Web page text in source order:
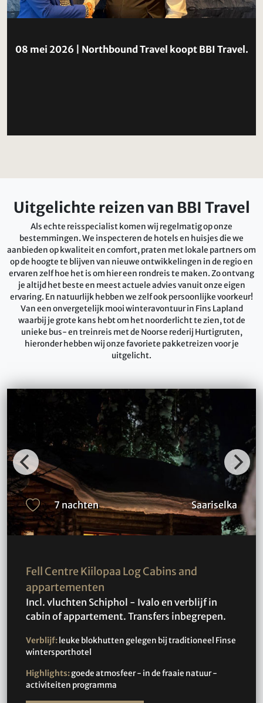
08 mei 2026 | Northbound Travel koopt BBI Travel.
Uitgelichte reizen van BBI Travel
Als echte reisspecialist komen wij regelmatig op onze
bestemmingen. We inspecteren de hotels en huisjes die we
aanbieden op kwaliteit en comfort, praten met lokale partners om
op de hoogte te blijven van nieuwe ontwikkelingen in de regio en
ervaren zelf hoe het is om hier een rondreis te maken. Zo ontvang
je altijd het beste en meest actuele advies vanuit onze eigen
ervaring. En natuurlijk hebben we zelf ook persoonlijke voorkeur!
Van een onvergetelijk mooi winteravontuur in Fins Lapland
waarbij je grote kans hebt om het noorderlicht te zien, tot de
unieke bus- en treinreis met de Noorse rederij Hurtigruten,
hieronder hebben wij onze favoriete pakketreizen voor je
uitgelicht.
7 nachten Saariselka
Fell Centre Kiilopaa Log Cabins and
appartementen
Incl. vluchten Schiphol - Ivalo en verblijf in
cabin of appartement. Transfers inbegrepen.
Verblijf: leuke blokhutten gelegen bij traditioneel Finse
wintersporthotel
Highlights:goede atmosfeer - in de fraaie natuur -
activiteiten programma